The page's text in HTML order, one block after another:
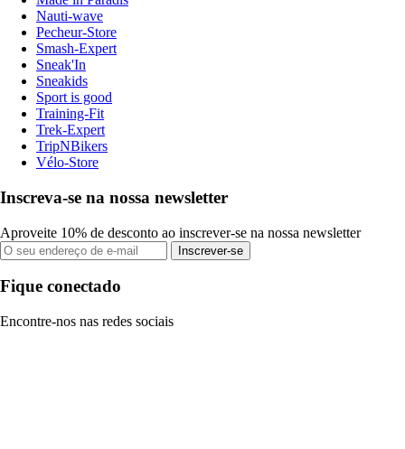
Nauti-wave
Pecheur-Store
Smash-Expert
Sneak'In
Sneakids
Sport is good
Training-Fit
Trek-Expert
TripNBikers
Vélo-Store
Inscreva-se na nossa newsletter
Aproveite 10% de desconto ao inscrever-se na nossa newsletter
Inscrever-se
Fique conectado
Encontre-nos nas redes sociais